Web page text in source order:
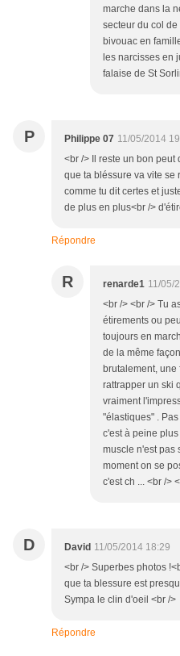
marche dans la
secteur du col
bivouac en
les narcisses en
falaise de St
P Philippe 07 11/05/2014
<br /> Il reste un bon
que ta bléssure va vite se
comme tu dit certes et
de plus en plus<br />
Répondre
R renarde1 11/05/
<br /> <br /> Tu
étirements ou
toujours en
de la même
brutalement,
rattrapper un ski
vraiment
"élastiques" .
c'est à peine
muscle n'est pas
moment on se
c'est ch ... <br />
D David 11/05/2014 18:29
<br /> Superbes photos
que ta blessure est
Sympa le clin d'oeil <br />
Répondre